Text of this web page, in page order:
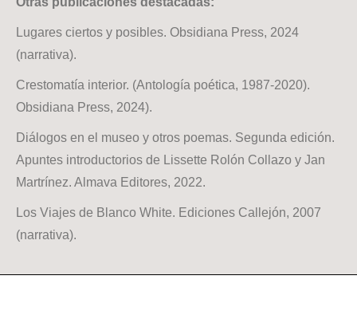
Lugares ciertos y posibles. Obsidiana Press, 2024
(narrativa).
Crestomatía interior. (Antología poética, 1987-2020).
Obsidiana Press, 2024).
Diálogos en el museo y otros poemas. Segunda edición.
Apuntes introductorios de Lissette Rolón Collazo y Jan
Martrínez. Almava Editores, 2022.
Los Viajes de Blanco White. Ediciones Callejón, 2007
(narrativa).